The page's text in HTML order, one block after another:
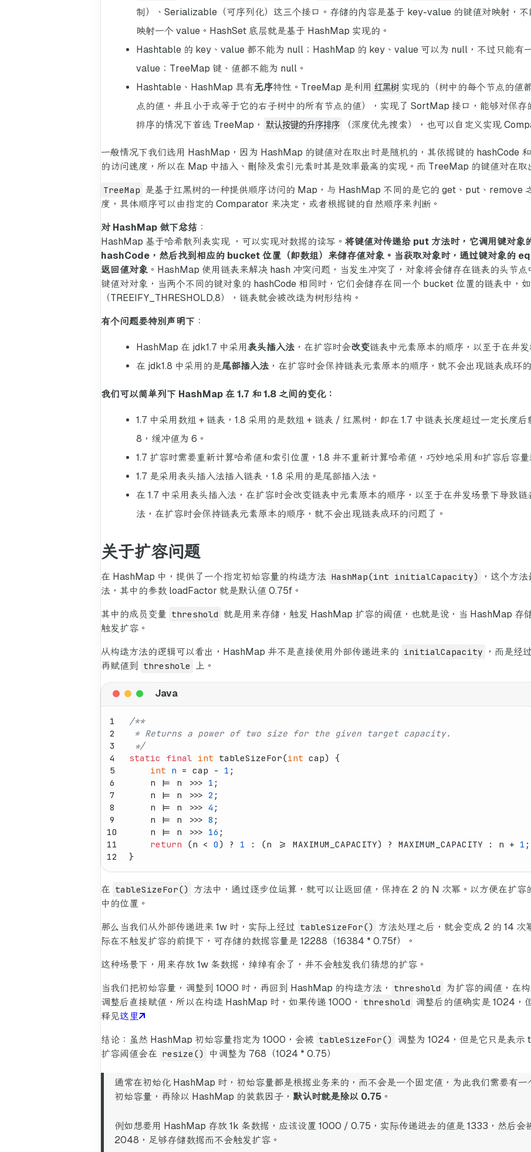
制）、Serializable（可序列化）这三个接口。存储的内容是基于 key-value 的键值对映射，
映射一个 value。HashSet 底层就是基于 HashMap 实现的。
Hashtable 的 key、value 都不能为 null；HashMap 的 key、value 可以为 null，不过只能有
value；TreeMap 键、值都不能为 null。
Hashtable、HashMap 具有无序特性。TreeMap 是利用 红黑树 实现的（树中的每个节点的值
点的值，并且小于或等于它的右子树中的所有节点的值），实现了 SortMap 接口，能够对保
排序的情况下首选 TreeMap，
默认按键的升序排序 （深度优先搜索），也可以自定义实现
一般情况下我们选用 HashMap，因为 HashMap 的键值对在取出时是随机的，其依据键的 hashCode
的访问速度，所以在 Map 中插入、删除及索引元素时其是效率最高的实现。而 TreeMap 的键值对在取
TreeMap 是基于红黑树的一种提供顺序访问的 Map，与 HashMap 不同的是它的 get、put、remove
度，具体顺序可以由指定的 Comparator 来决定，或者根据键的自然顺序来判断。
对 HashMap 做下总结 ：
HashMap 基于哈希散列表实现 ，可以实现对数据的读写。 将键值对传递给 put 方法时，它调用键对
hashCode，然后找到相应的 bucket 位置（即数组）来储存值对象。当获取对象时，通过键对象的
返回值对象 。HashMap 使用链表来解决 hash 冲突问题，当发生冲突了，对象将会储存在链表的头节
键值对对象，当两个不同的键对象的 hashCode 相同时，它们会储存在同一个 bucket 位置的链表中，
（TREEIFY_THRESHOLD,8），链表就会被改造为树形结构。
有个问题要特别声明下 ：
HashMap 在 jdk1.7 中采用 表头插入法 ，在扩容时会改变链表中元素原本的顺序，以至于在并
在 jdk1.8 中采用的是尾部插入法 ，在扩容时会保持链表元素原本的顺序，就不会出现链表成环
我们可以简单列下 HashMap 在 1.7 和 1.8 之间的变化：
1.7 中采用数组 + 链表，1.8 采用的是数组 + 链表 / 红黑树，即在 1.7 中链表长度超过一定长度
8，缓冲值为 6。
1.7 扩容时需要重新计算哈希值和索引位置，1.8 并不重新计算哈希值，巧妙地采用和扩容后容
1.7 是采用表头插入法插入链表，1.8 采用的是尾部插入法。
在 1.7 中采用表头插入法，在扩容时会改变链表中元素原本的顺序，以至于在并发场景下导致
法，在扩容时会保持链表元素原本的顺序，就不会出现链表成环的问题了。
关于扩容问题
在 HashMap 中，提供了一个指定初始容量的构造方法 HashMap(int initialCapacity)
，这个方
法，其中的参数 loadFactor 就是默认值 0.75f。
其中的成员变量 threshold 就是用来存储，触发 HashMap 扩容的阈值，也就是说，当 HashMap 存
触发扩容。
从构造方法的逻辑可以看出，HashMap 并不是直接使用外部传递进来的 initialCapacity ，而是经
再赋值到
threshole 上。
1
2
3
4
5
6
7
8
9
10
11
12
/**
* Returns a power of two size for the given target capacity.
*/
static
final int tableSizeFor(int cap)
{
int n = cap - 1 ;
    n |= n >>>
1 ;
    n |= n >>>
2 ;
    n |= n >>>
4 ;
    n |= n >>>
8 ;
    n |= n >>>
16 ;
return (n < 0) ? 1 : (n >= MAXIMUM_CAPACITY) ? MAXIMUM_CAPACITY : n + 1 ;
}
在 tableSizeFor()
方法中，通过逐步位运算，就可以让返回值，保持在 2 的 N 次幂。以方便在扩
中的位置。
那么当我们从外部传递进来 1w 时，实际上经过 tableSizeFor()
方法处理之后，就会变成 2 的 14
际在不触发扩容的前提下，可存储的数据容量是 12288（16384 * 0.75f）。
这种场景下，用来存放 1w 条数据，绰绰有余了，并不会触发我们猜想的扩容。
当我们把初始容量，调整到 1000 时，再回到 HashMap 的构造方法， threshold 为扩容的阈值，在
调整后直接赋值，所以在构造 HashMap 时，如果传递 1000，
threshold 调整后的值确实是 1024，
释见这里
结论：虽然 HashMap 初始容量指定为 1000，会被 tableSizeFor()
调整为 1024，但是它只是表示
扩容阈值会在 resize() 中调整为 768（1024 * 0.75）
通常在初始化 HashMap 时，初始容量都是根据业务来的，而不会是一个固定值，为此我们需要有
初始容量，再除以 HashMap 的装载因子， 默认时就是除以 0.75 。
例如想要用 HashMap 存放 1k 条数据，应该设置 1000 / 0.75，实际传递进去的值是 1333，然后会
2048，足够存储数据而不会触发扩容。